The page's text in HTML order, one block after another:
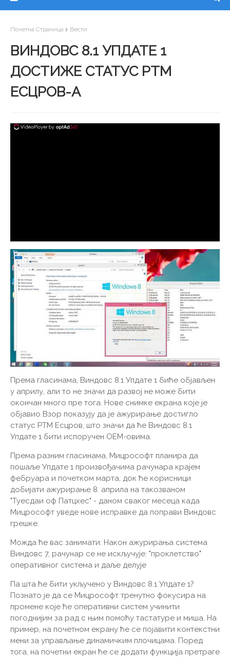
Почетна Страница Вести
ВИНДОВС 8.1 УПДАТЕ 1
ДОСТИЖЕ СТАТУС РТМ
ЕСЦРОВ-А
Према гласинама, Виндовс 8.1 Упдате 1 биће објављен
у априлу, али то не значи да развој не може бити
окончан много пре тога. Нове снимке екрана које је
објавио Взор показују да је ажурирање достигло
статус РТМ Есцров, што значи да ће Виндовс 8.1
Упдате 1 бити испоручен ОЕМ-овима.
Према разним гласинама, Мицрософт планира да
пошаље Упдате 1 произвођачима рачунара крајем
фебруара и почетком марта, док ће корисници
добијати ажурирање 8. априла на такозваном
"Туесдаи оф Патцхес" - даном сваког месеца када
Мицрософт уведе нове исправке да поправи Виндовс
грешке.
Можда ће вас занимати: Након ажурирања система
Виндовс 7, рачунар се не искључује: "проклетство"
оперативног система и даље делује
Па шта ће бити укључено у Виндовс 8.1 Упдате 1?
Познато је да се Мицрософт тренутно фокусира на
промене које ће оперативни систем учинити
погоднијим за рад с њим помоћу тастатуре и миша. На
пример, на почетном екрану ће се појавити контекстни
мени за управљање динамичким плочицама. Поред
тога, на почетни екран ће се додати функција претраге